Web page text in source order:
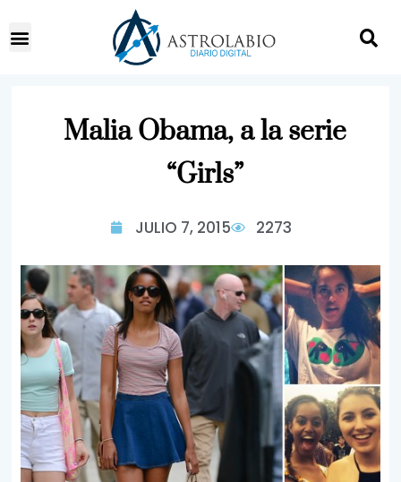
Malia Obama, a la serie
“Girls”
JULIO 7, 2015 2273